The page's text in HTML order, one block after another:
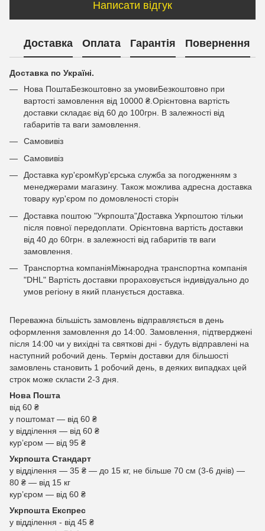
Написати відгук
Доставка Оплата Гарантія Повернення
Доставка по Україні.
Нова ПоштаБезкоштовно за умовиБезкоштовно при
вартості замовлення від 10000 ₴.Орієнтовна вартість
доставки складає від 60 до 100грн. В залежності від
габаритів та ваги замовлення.
Самовивіз
Самовивіз
Доставка кур'єромКур'єрська служба за погодженням з
менеджерами магазину. Також можлива адресна доставка
товару кур'єром по домовленості сторін
Доставка поштою "Укрпошта"Доставка Укрпоштою тільки
після повної передоплати. Орієнтовна вартість доставки
від 40 до 60грн. в залежності від габаритів тв ваги
замовлення.
Транспортна компаніяМіжнародна транспортна компанія
"DHL" Вартість доставки прораховується індивідуально до
умов регіону в який планується доставка.
Переважна більшість замовлень відправляється в день
оформлення замовлення до 14:00. Замовлення, підтверджені
після 14:00 чи у вихідні та святкові дні - будуть відправлені на
наступний робочий день. Термін доставки для більшості
замовлень становить 1 робочий день, в деяких випадках цей
строк може скласти 2-3 дня.
Нова Пошта
від 60 ₴
у поштомат — від 60 ₴
у відділення — від 60 ₴
курʼєром — від 95 ₴
Укрпошта Стандарт
у відділення — 35 ₴ — до 15 кг, не більше 70 см (3-6 днів) —
80 ₴ — від 15 кг
курʼєром — від 60 ₴
Укрпошта Експрес
у відділення - від 45 ₴